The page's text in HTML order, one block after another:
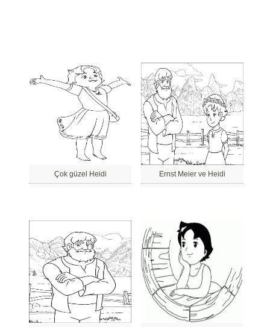
Çok güzel Heidi Ernst Meier ve Heidi